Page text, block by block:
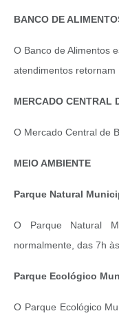
BANCO DE
O Banco de Alimentos
atendimentos retornam
MERCADO CENTRAL
O Mercado Central de
MEIO AMBIENTE
Parque Natural
O Parque Natural
normalmente, das 7h
Parque Ecológico
O Parque Ecológico